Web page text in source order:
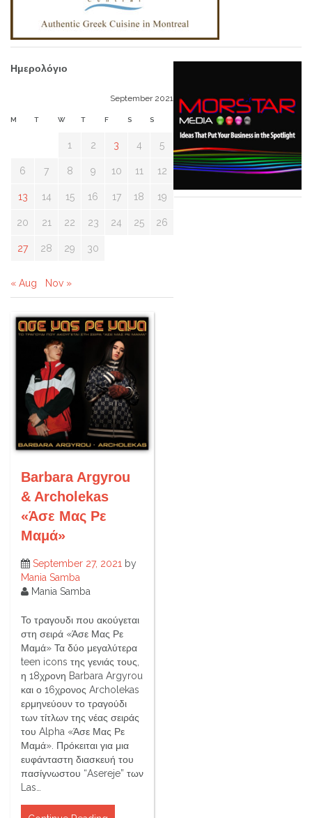
Ημερολόγιο
September 2021
M T W T F S S
1 2 3 4 5
6 7 8 9 10 11 12
13 14 15 16 17 18 19
20 21 22 23 24 25 26
27 28 29 30
« Aug Nov »
Barbara Argyrou
& Archolekas
«Άσε Μας Ρε
Μαμά»
September 27, 2021 by
Mania Samba
Mania Samba
Το τραγουδι που ακούγεται
στη σειρά «Άσε Μας Ρε
Μαμά» Τα δύο μεγαλύτερα
teen icons της γενιάς τους,
η 18χρονη Barbara Argyrou
και ο 16χρονος Archolekas
ερμηνεύουν το τραγούδι
των τίτλων της νέας σειράς
του Alpha «Άσε Μας Ρε
Μαμά». Πρόκειται για μια
ευφάνταστη διασκευή του
πασίγνωστου “Asereje” των
Las…